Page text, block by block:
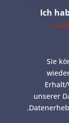
Ich
Sie
unserer
.